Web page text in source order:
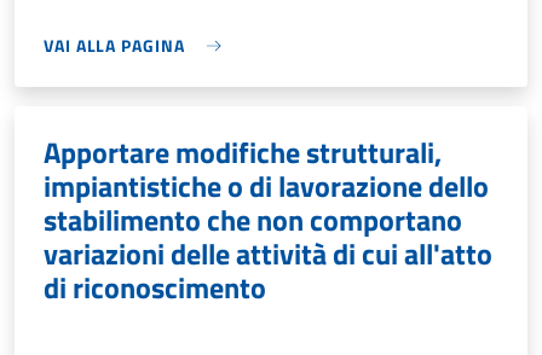
VAI ALLA PAGINA
Apportare modifiche strutturali,
impiantistiche o di lavorazione dello
stabilimento che non comportano
variazioni delle attività di cui all'atto
di riconoscimento